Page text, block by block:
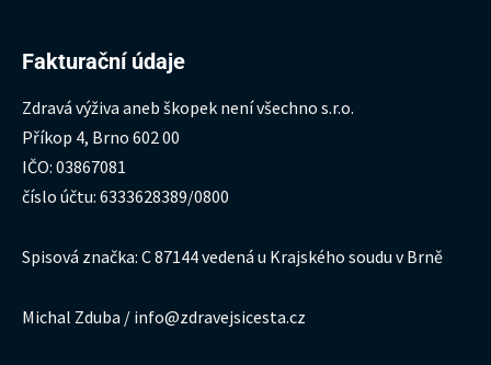
Fakturační údaje
Zdravá výživa aneb škopek není všechno s.r.o.
Příkop 4, Brno 602 00
IČO: 03867081
číslo účtu: 6333628389/0800
Spisová značka: C 87144 vedená u Krajského soudu v Brně
Michal Zduba / info@zdravejsicesta.cz